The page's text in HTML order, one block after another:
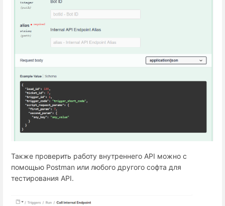
Также проверить работу внутреннего API можно c
помощью Postman или любого другого софта для
тестирования API.